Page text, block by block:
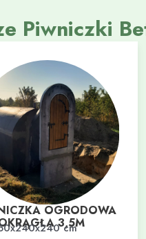
Piwniczki
OGRODOWA
3,5M
cm
do koszyka